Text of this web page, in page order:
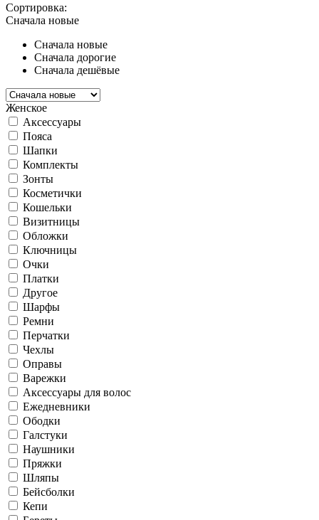
Сортировка:
Сначала новые
Сначала новые
Сначала дорогие
Сначала дешёвые
Женское
Аксессуары
Пояса
Шапки
Комплекты
Зонты
Косметички
Кошельки
Визитницы
Обложки
Ключницы
Очки
Платки
Другое
Шарфы
Ремни
Перчатки
Чехлы
Оправы
Варежки
Аксессуары для волос
Ежедневники
Ободки
Галстуки
Наушники
Пряжки
Шляпы
Бейсболки
Кепи